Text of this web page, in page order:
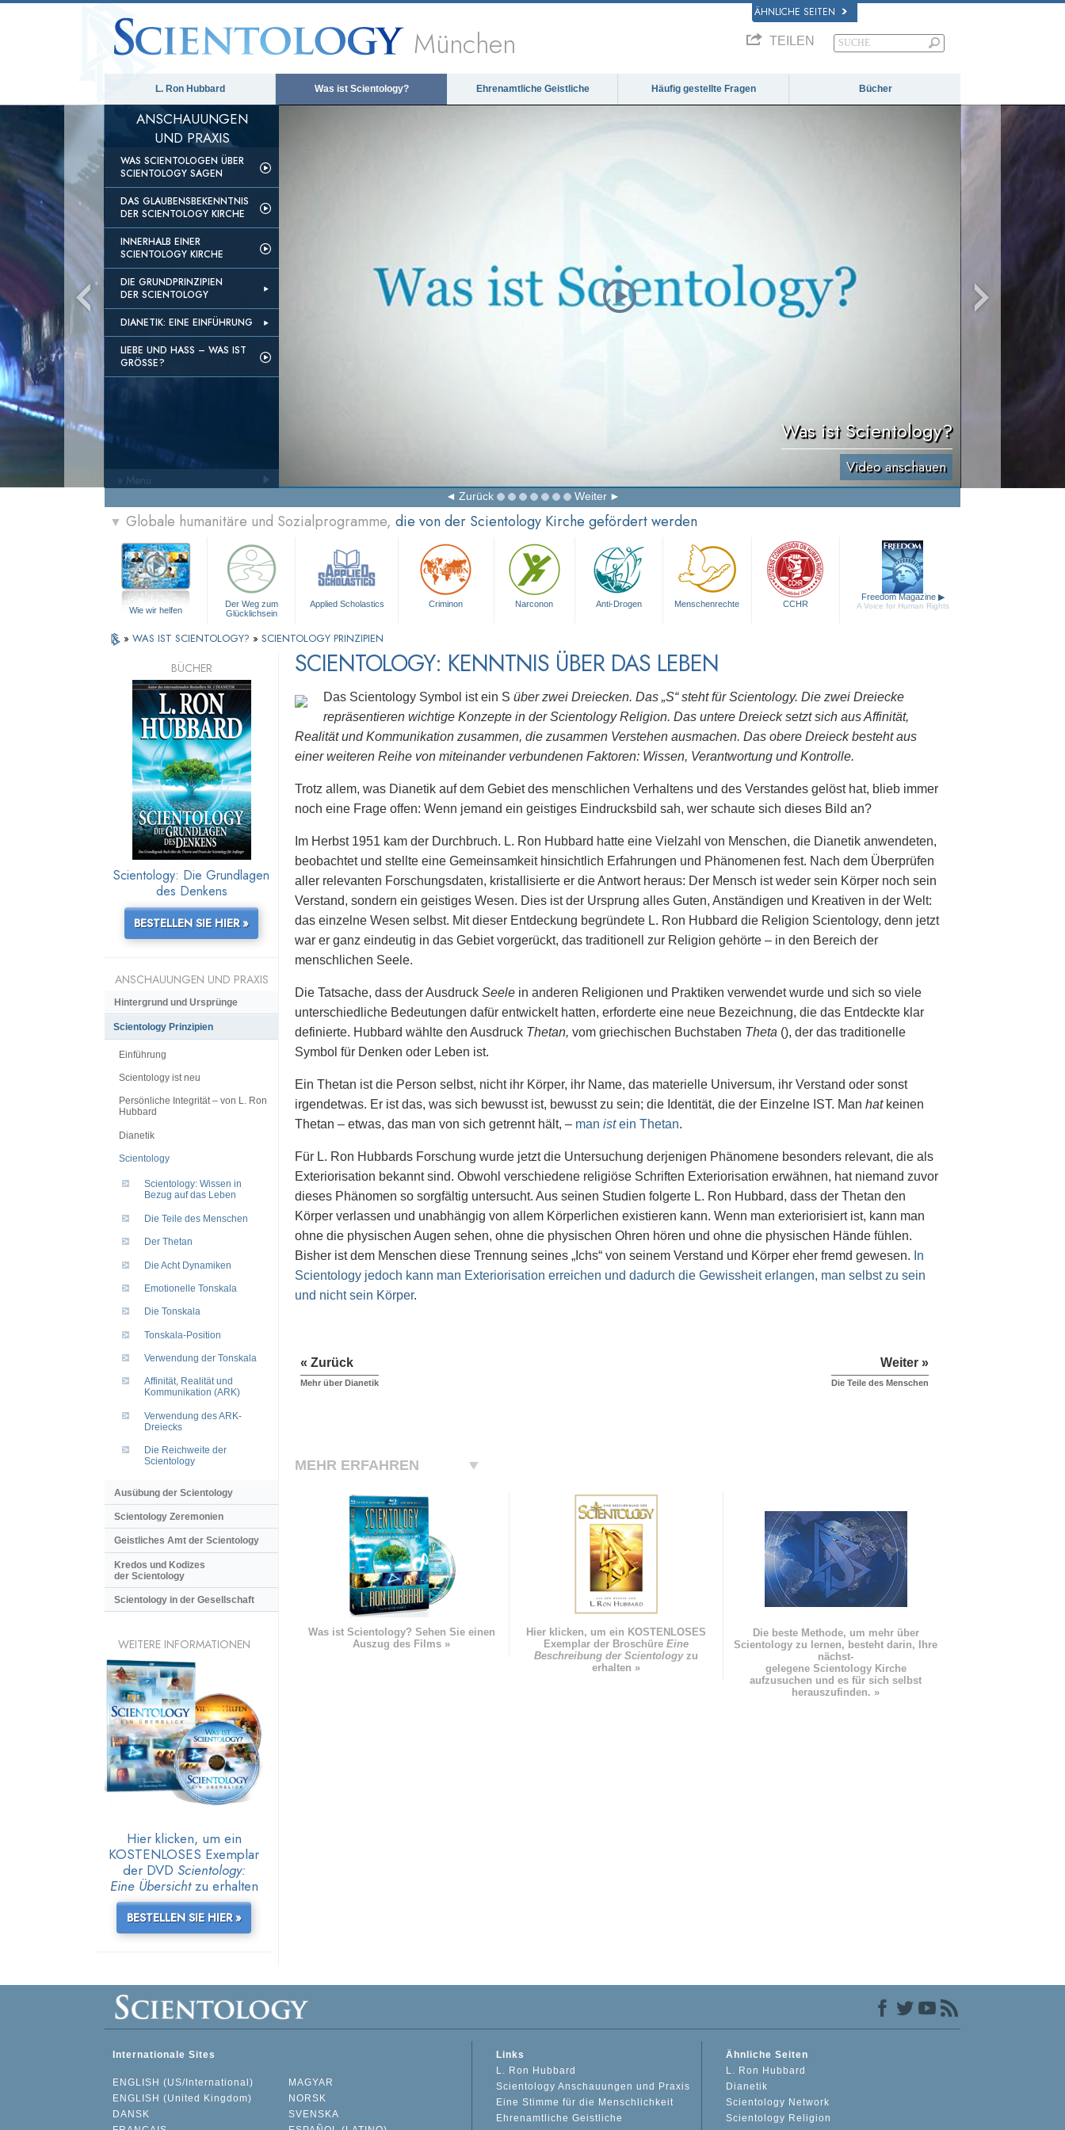
ÄHNLICHE SEITEN
München TEILEN
L. Ron Hubbard Was ist Scientology? Ehrenamtliche Geistliche Häufig gestellte Fragen Bücher
ANSCHAUUNGEN
UND PRAXIS
WAS SCIENTOLOGEN ÜBER
SCIENTOLOGY SAGEN
DAS GLAUBENSBEKENNTNIS
DER SCIENTOLOGY KIRCHE
INNERHALB EINER
SCIENTOLOGY KIRCHE
DIE GRUNDPRINZIPIEN
DER SCIENTOLOGY
DIANETIK: EINE EINFÜHRUNG
LIEBE UND HASS – WAS IST
GRÖSSE?
Was ist Scientology?
Video anschauen
Zurück Weiter
» Menü
▼ Globale humanitäre und Sozialprogramme, die von der Scientology Kirche gefördert werden
Wie wir helfen
Der Weg zum
Glücklichsein
Applied Scholastics Criminon Narconon Anti-Drogen Menschenrechte CCHR
Freedom Magazine ▶
A Voice for Human Rights
» WAS IST SCIENTOLOGY? » SCIENTOLOGY PRINZIPIEN
SCIENTOLOGY: KENNTNIS ÜBER DAS LEBEN
Das Scientology Symbol ist ein S über zwei Dreiecken. Das „S“ steht für Scientology. Die zwei Dreiecke
repräsentieren wichtige Konzepte in der Scientology Religion. Das untere Dreieck setzt sich aus Affinität,
Realität und Kommunikation zusammen, die zusammen Verstehen ausmachen. Das obere Dreieck besteht aus
einer weiteren Reihe von miteinander verbundenen Faktoren: Wissen, Verantwortung und Kontrolle.
Trotz allem, was Dianetik auf dem Gebiet des menschlichen Verhaltens und des Verstandes gelöst hat, blieb immer
noch eine Frage offen: Wenn jemand ein geistiges Eindrucksbild sah, wer schaute sich dieses Bild an?
Im Herbst 1951 kam der Durchbruch. L. Ron Hubbard hatte eine Vielzahl von Menschen, die Dianetik anwendeten,
beobachtet und stellte eine Gemeinsamkeit hinsichtlich Erfahrungen und Phänomenen fest. Nach dem Überprüfen
aller relevanten Forschungsdaten, kristallisierte er die Antwort heraus: Der Mensch ist weder sein Körper noch sein
Verstand, sondern ein geistiges Wesen. Dies ist der Ursprung alles Guten, Anständigen und Kreativen in der Welt:
das einzelne Wesen selbst. Mit dieser Entdeckung begründete L. Ron Hubbard die Religion Scientology, denn jetzt
war er ganz eindeutig in das Gebiet vorgerückt, das traditionell zur Religion gehörte – in den Bereich der
menschlichen Seele.
Die Tatsache, dass der Ausdruck Seele in anderen Religionen und Praktiken verwendet wurde und sich so viele
unterschiedliche Bedeutungen dafür entwickelt hatten, erforderte eine neue Bezeichnung, die das Entdeckte klar
definierte. Hubbard wählte den Ausdruck Thetan, vom griechischen Buchstaben Theta (), der das traditionelle
Symbol für Denken oder Leben ist.
Ein Thetan ist die Person selbst, nicht ihr Körper, ihr Name, das materielle Universum, ihr Verstand oder sonst
irgendetwas. Er ist das, was sich bewusst ist, bewusst zu sein; die Identität, die der Einzelne IST. Man hatkeinen
Thetan – etwas, das man von sich getrennt hält, – man istein Thetan.
Für L. Ron Hubbards Forschung wurde jetzt die Untersuchung derjenigen Phänomene besonders relevant, die als
Exteriorisation bekannt sind. Obwohl verschiedene religiöse Schriften Exteriorisation erwähnen, hat niemand zuvor
dieses Phänomen so sorgfältig untersucht. Aus seinen Studien folgerte L. Ron Hubbard, dass der Thetan den
Körper verlassen und unabhängig von allem Körperlichen existieren kann. Wenn man exteriorisiert ist, kann man
ohne die physischen Augen sehen, ohne die physischen Ohren hören und ohne die physischen Hände fühlen.
Bisher ist dem Menschen diese Trennung seines „Ichs“ von seinem Verstand und Körper eher fremd gewesen. In
Scientology jedoch kann man Exteriorisation erreichen und dadurch die Gewissheit erlangen, man selbst zu sein
und nicht sein Körper.
« Zurück
Mehr über Dianetik
Weiter »
Die Teile des Menschen
MEHR ERFAHREN
Was ist Scientology? Sehen Sie einen
Auszug des Films »
Hier klicken, um ein KOSTENLOSES
Exemplar der Broschüre Eine
Beschreibung der Scientologyzu
erhalten »
Die beste Methode, um mehr über
Scientology zu lernen, besteht darin, Ihre
nächst-
gelegene Scientology Kirche
aufzusuchen und es für sich selbst
herauszufinden. »
BÜCHER
Scientology: Die Grundlagen
des Denkens
BESTELLEN SIE HIER »
ANSCHAUUNGEN UND PRAXIS
Hintergrund und Ursprünge
Scientology Prinzipien
Einführung
Scientology ist neu
Persönliche Integrität – von L. Ron
Hubbard
Dianetik
Scientology
Scientology: Wissen in
Bezug auf das Leben
Die Teile des Menschen
Der Thetan
Die Acht Dynamiken
Emotionelle Tonskala
Die Tonskala
Tonskala-Position
Verwendung der Tonskala
Affinität, Realität und
Kommunikation (ARK)
Verwendung des ARK-
Dreiecks
Die Reichweite der
Scientology
Ausübung der Scientology
Scientology Zeremonien
Geistliches Amt der Scientology
Kredos und Kodizes
der Scientology
Scientology in der Gesellschaft
WEITERE INFORMATIONEN
Hier klicken, um ein
KOSTENLOSES Exemplar
der DVD Scientology:
Eine Übersichtzu erhalten
BESTELLEN SIE HIER »
Internationale Sites
ENGLISH (US/International)
ENGLISH (United Kingdom)
DANSK
MAGYAR
NORSK
SVENSKA
Links
L. Ron Hubbard
Scientology Anschauungen und Praxis
Eine Stimme für die Menschlichkeit
Ehrenamtliche Geistliche
Ähnliche Seiten
L. Ron Hubbard
Dianetik
Scientology Network
Scientology Religion